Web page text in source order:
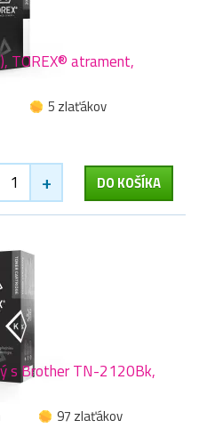
TOREX® atrament,
5 zlaťákov
+ DO KOŠÍKA
s Brother TN-2120Bk,
97 zlaťákov